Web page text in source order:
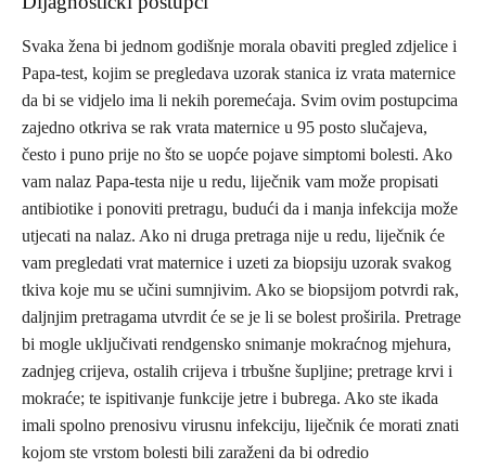
Svaka žena bi jednom godišnje morala obaviti pregled zdjelice i
Papa-test, kojim se pregledava uzorak stanica iz vrata maternice
da bi se vidjelo ima li nekih poremećaja. Svim ovim postupcima
zajedno otkriva se rak vrata maternice u 95 posto slučajeva,
često i puno prije no što se uopće pojave simptomi bolesti. Ako
vam nalaz Papa-testa nije u redu, liječnik vam može propisati
antibiotike i ponoviti pretragu, budući da i manja infekcija može
utjecati na nalaz. Ako ni druga pretraga nije u redu, liječnik će
vam pregledati vrat maternice i uzeti za biopsiju uzorak svakog
tkiva koje mu se učini sumnjivim. Ako se biopsijom potvrdi rak,
daljnjim pretragama utvrdit će se je li se bolest proširila. Pretrage
bi mogle uključivati rendgensko snimanje mokraćnog mjehura,
zadnjeg crijeva, ostalih crijeva i trbušne šupljine; pretrage krvi i
mokraće; te ispitivanje funkcije jetre i bubrega. Ako ste ikada
imali spolno prenosivu virusnu infekciju, liječnik će morati znati
kojom ste vrstom bolesti bili zaraženi da bi odredio